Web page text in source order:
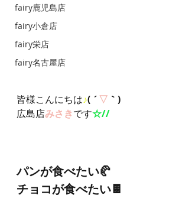
fairy鹿児島店
fairy小倉店
fairy栄店
fairy名古屋店
皆様こんにちは♪( ´▽ ｀)
広島店みさきです☆//
パンが食べたい🥐
チョコが食べたい🍫